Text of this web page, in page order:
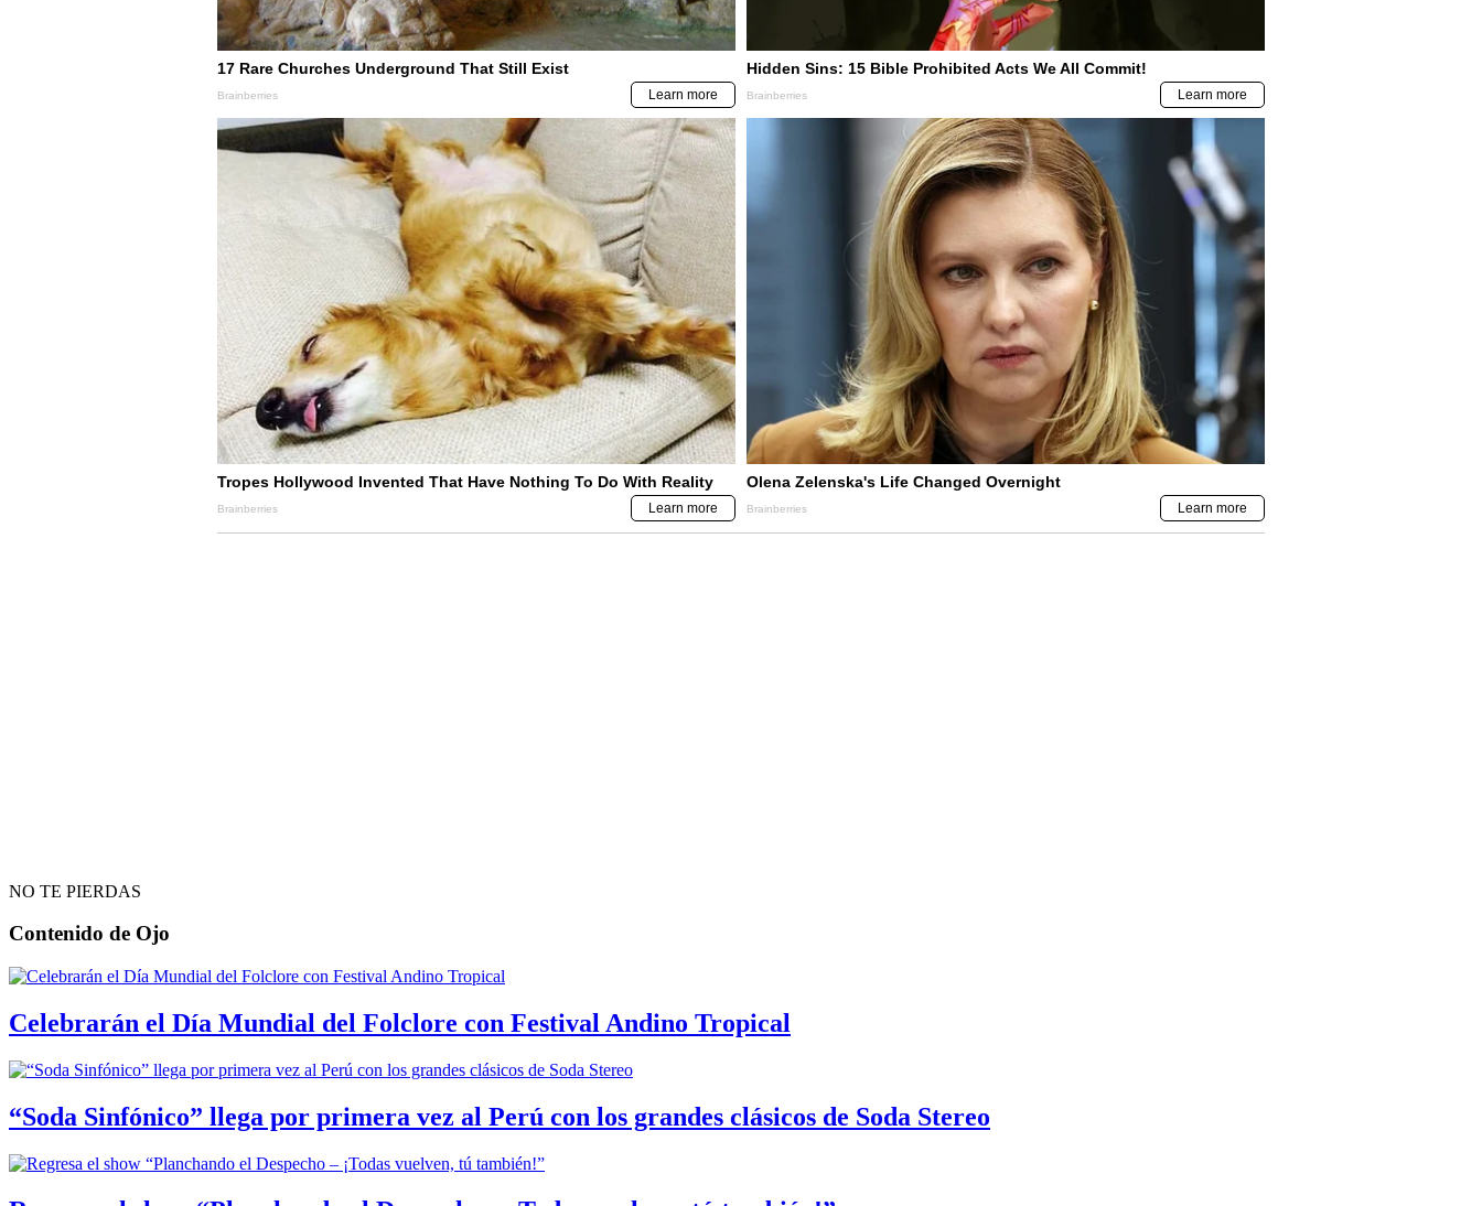
NO TE PIERDAS
Contenido de Ojo
Celebrarán el Día Mundial del Folclore con Festival Andino Tropical
“Soda Sinfónico” llega por primera vez al Perú con los grandes clásicos de Soda Stereo